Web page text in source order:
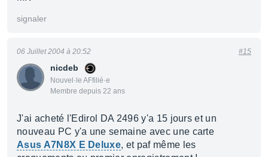
signaler
nicdeb
Nouvel·le AFfilié·e
Membre depuis 22 ans
06 Juillet 2004 à 20:52 #15
J'ai acheté l'Edirol DA 2496 y'a 15 jours et un
nouveau PC y'a une semaine avec une carte
Asus A7N8X E Deluxe, et paf même les